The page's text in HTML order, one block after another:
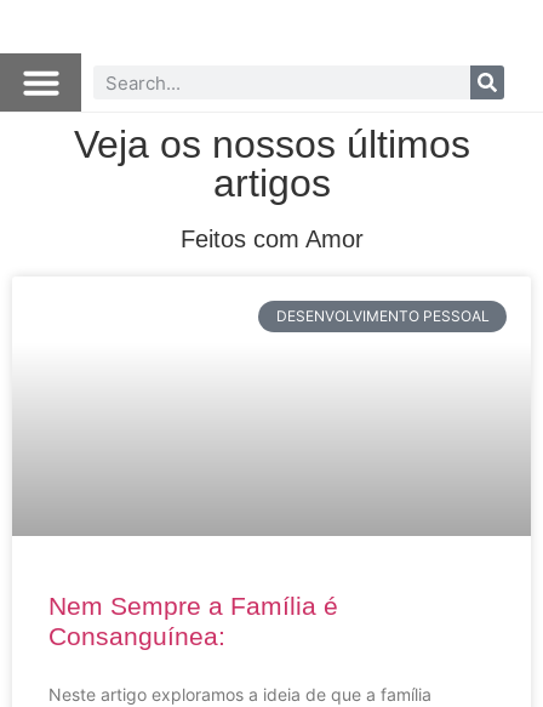
Veja os nossos últimos
artigos
Feitos com Amor
DESENVOLVIMENTO PESSOAL
Nem Sempre a Família é
Consanguínea:
Neste artigo exploramos a ideia de que a família